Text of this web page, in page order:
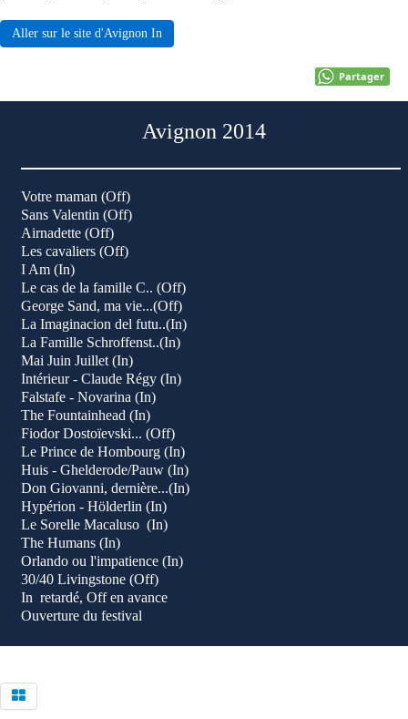
Aller sur le site d'Avignon In
Partager
Avignon 2014
Votre maman (Off)
Sans Valentin (Off)
Airnadette (Off)
Les cavaliers (Off)
I Am (In)
Le cas de la famille C.. (Off)
George Sand, ma vie...(Off)
La Imaginacion del futu..(In)
La Famille Schroffenst..(In)
Mai Juin Juillet (In)
Intérieur - Claude Régy (In)
Falstafe - Novarina (In)
The Fountainhead (In)
Fiodor Dostoïevski... (Off)
Le Prince de Hombourg (In)
Huis - Ghelderode/Pauw (In)
Don Giovanni, dernière...(In)
Hypérion - Hölderlin (In)
Le Sorelle Macaluso (In)
The Humans (In)
Orlando ou l'impatience (In)
30/40 Livingstone (Off)
In retardé, Off en avance
Ouverture du festival